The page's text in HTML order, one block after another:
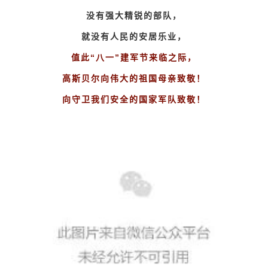
没有强大精锐的部队，
就没有人民的安居乐业，
值此“八一”建军节来临之际，
高斯贝尔向伟大的祖国母亲致敬！
向守卫我们安全的国家军队致敬 ！